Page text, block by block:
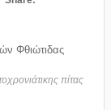
Φθιώτιδας
πίτας